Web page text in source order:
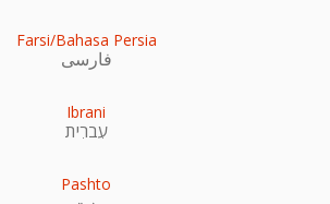
Farsi/Bahasa Persia
فارسی
Ibrani
עִברִית
Pashto